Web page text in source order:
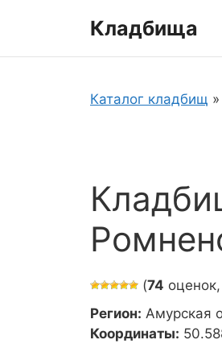
Кладбища
Каталог кладбищ »
(74
Регион: Амурская
Координаты: